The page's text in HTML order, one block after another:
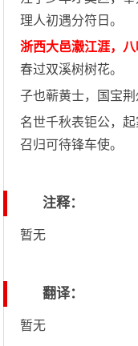
理人初遇分符日。
浙西大邑瀫江涯，
春过双溪树树花。
子也蕲黄士，国宝
名世千秋表钜公，
召归可待锋车使。
注释：
暂无
翻译：
暂无